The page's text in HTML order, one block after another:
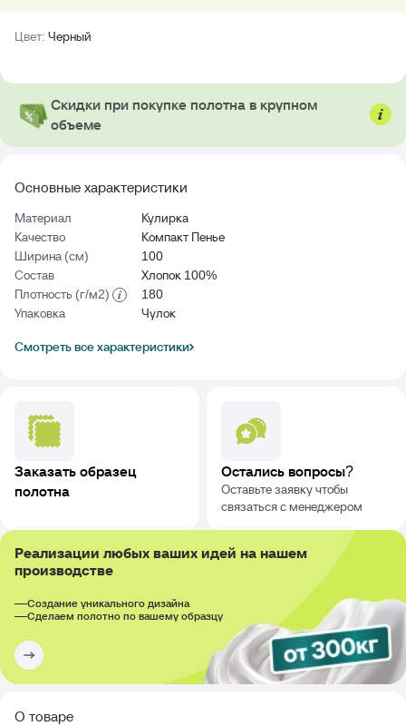
Основные характеристики
Материал
Кулирка
Качество
Компакт Пенье
Ширина (см)
100
Состав
Хлопок 100%
Плотность (г/м2)
180
Упаковка
Чулок
Смотреть все характеристики
Цвет: Черный
Скидки при покупке полотна в крупном
объеме
Заказать образец
полотна
Остались вопросы?
Оставьте заявку чтобы
связаться с менеджером
Реализации любых ваших идей на нашем
производстве
Создание уникального дизайна
Сделаем полотно по вашему образцу
О товаре